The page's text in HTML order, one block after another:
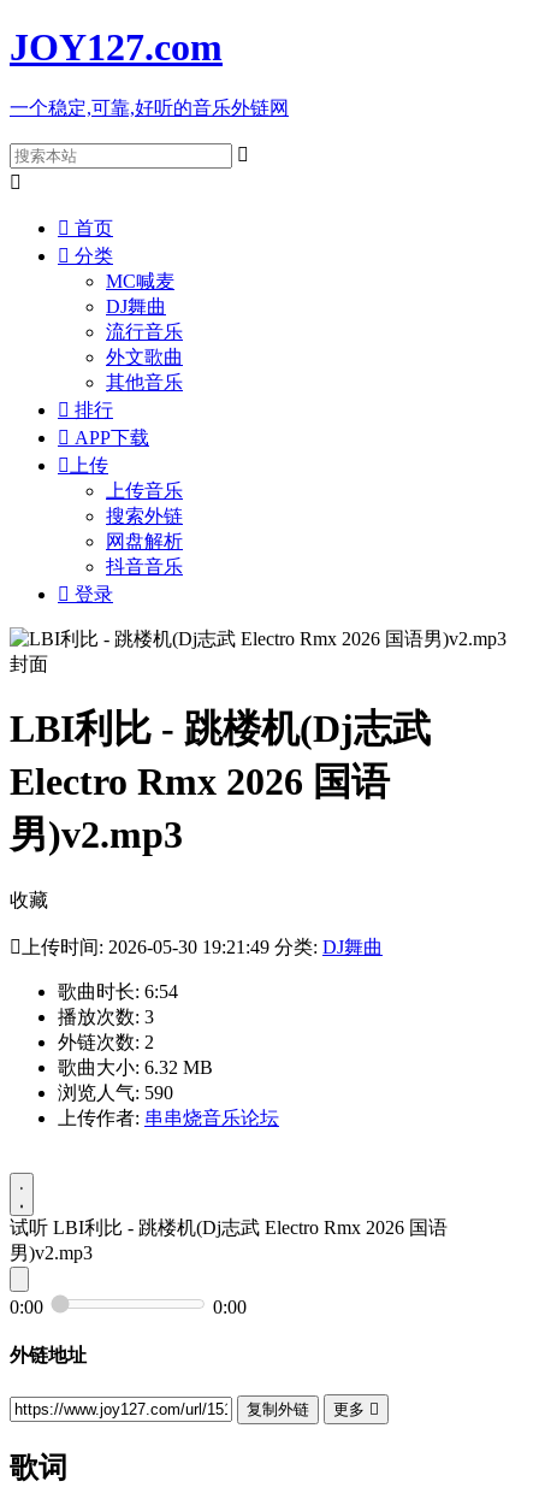
JOY127.com
一个稳定,可靠,好听的音乐外链网


 首页
 分类
MC喊麦
DJ舞曲
流行音乐
外文歌曲
其他音乐
 排行
 APP下载
 上传
上传音乐
搜索外链
网盘解析
抖音音乐
 登录
LBI利比 - 跳楼机(Dj志武
Electro Rmx 2026 国语
男)v2.mp3
收藏
 上传时间: 2026-05-30 19:21:49 分类: DJ舞曲
歌曲时长: 6:54
播放次数: 3
外链次数: 2
歌曲大小: 6.32 MB
浏览人气: 590
上传作者: 串串烧音乐论坛
试听 LBI利比 - 跳楼机(Dj志武 Electro Rmx 2026 国语
男)v2.mp3
0:00 0:00
外链地址
复制外链 更多 
歌词